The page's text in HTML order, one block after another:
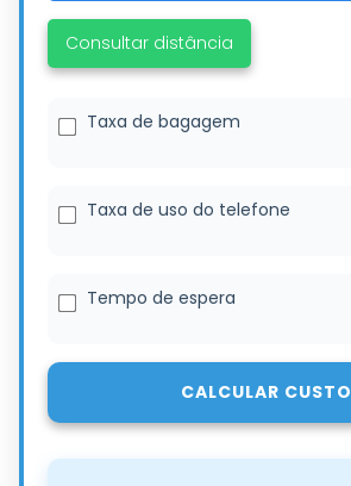
Consultar distância
Taxa de bagagem
Taxa de uso do telefone
Tempo de espera
CALCULAR CUSTO